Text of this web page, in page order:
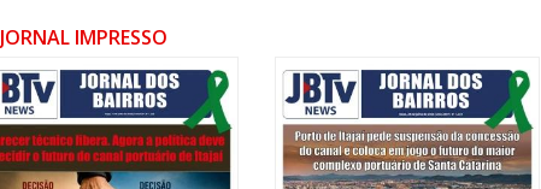
para a preservação ambiental e a preparação da cidade para os
climáticos.
Juntos pelo Rio já faz parte da história de Itajaí e mostra a força do trabalho
em prol do meio ambiente. Apenas nesta sexta-feira, retiramos cerca
toneladas de resíduos dos nossos rios e margens. Hoje, essa mobilização
com centenas de pessoas contribuindo para uma cidade mais limpa,
e preparada para os desafios climáticos e ambientais.”
JORNAL IMPRESSO